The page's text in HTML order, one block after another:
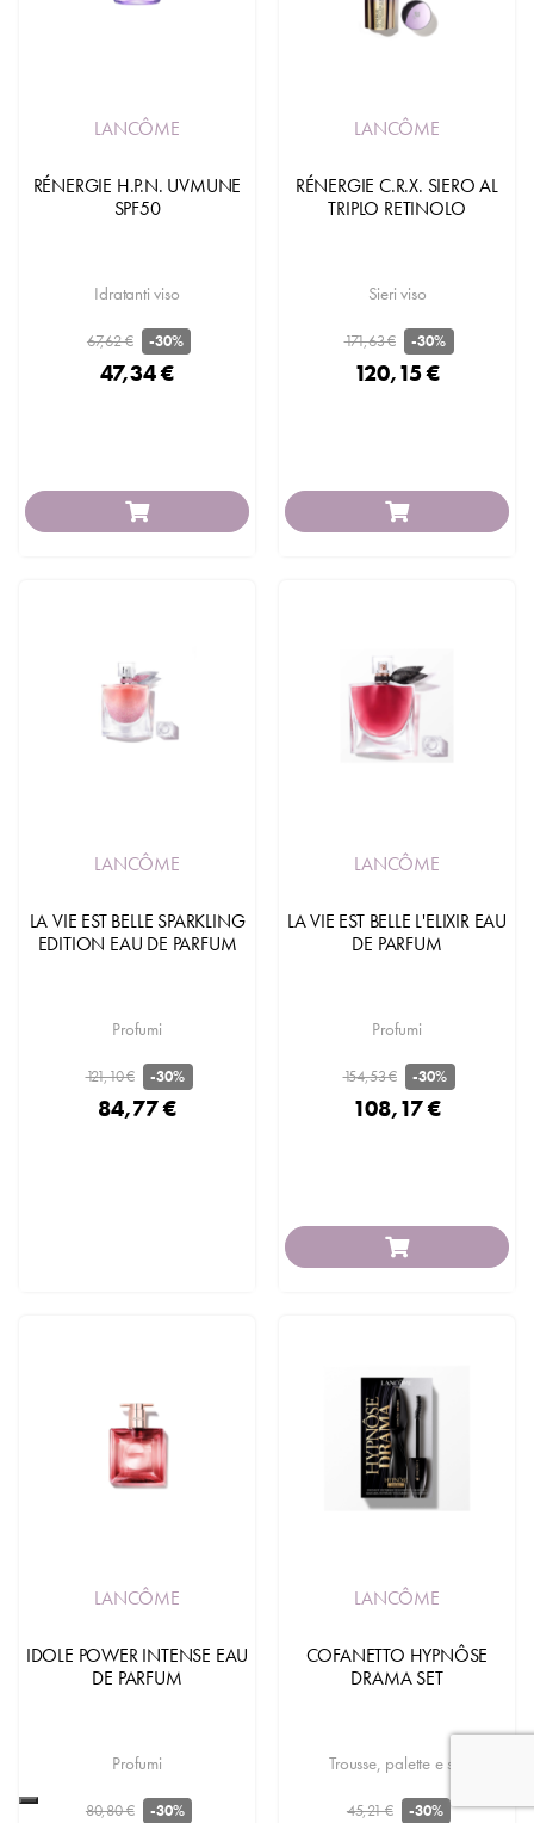
LANCÔME
RÉNERGIE H.P.N. UVMUNE
SPF50
Idratanti viso
67,62 € -30%
47,34 €
LANCÔME
RÉNERGIE C.R.X. SIERO AL
TRIPLO RETINOLO
Sieri viso
171,63 € -30%
120,15 €
LANCÔME
LA VIE EST BELLE SPARKLING
EDITION EAU DE PARFUM
Profumi
121,10 € -30%
84,77 €
LANCÔME
LA VIE EST BELLE L'ELIXIR EAU
DE PARFUM
Profumi
154,53 € -30%
108,17 €
LANCÔME
IDOLE POWER INTENSE EAU
DE PARFUM
Profumi
80,80 € -30%
LANCÔME
COFANETTO HYPNÔSE
DRAMA SET
Trousse, palette e set
45,21 € -30%